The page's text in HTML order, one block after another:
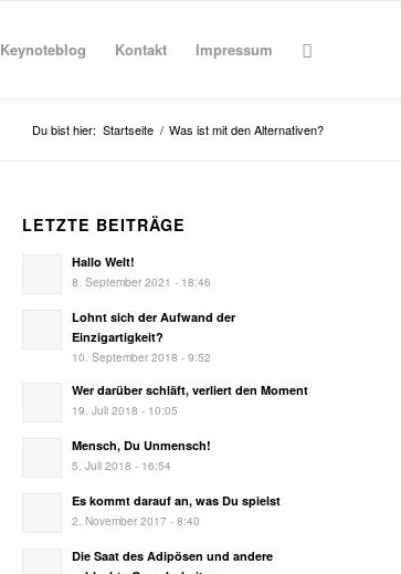
Keynoteblog Kontakt Impressum
Du bist hier: Startseite / Was ist mit den Alternativen?
LETZTE BEITRÄGE
Hallo Welt!
8. September 2021 - 18:46
Lohnt sich der Aufwand der
Einzigartigkeit?
10. September 2018 - 9:52
Wer darüber schläft, verliert den Moment
19. Juli 2018 - 10:05
Mensch, Du Unmensch!
5. Juli 2018 - 16:54
Es kommt darauf an, was Du spielst
2. November 2017 - 8:40
Die Saat des Adipösen und andere